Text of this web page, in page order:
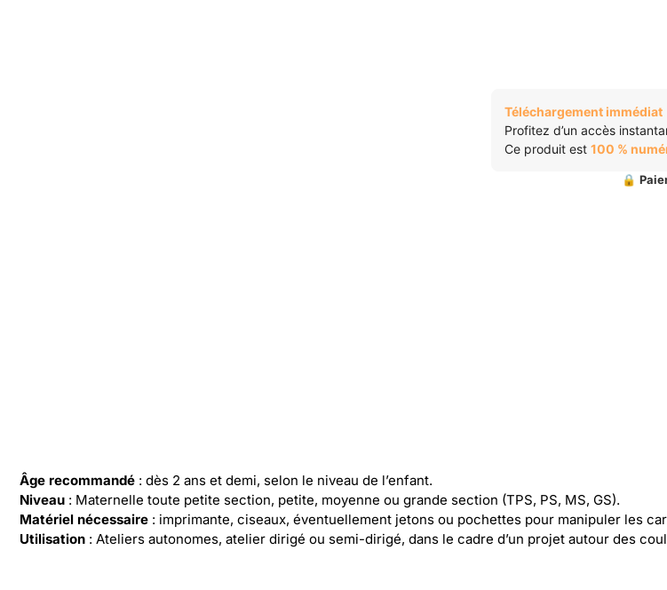
Téléchargement immédiat
Profitez d’un accès
Ce produit est100 %
🔒
Âge recommandé : dès 2 ans et demi, selon le niveau de l’enfant.
Niveau : Maternelle toute petite section, petite, moyenne ou grande section (TPS, PS, MS, GS).
Matériel nécessaire : imprimante, ciseaux, éventuellement jetons ou pochettes pour manipuler les
Utilisation : Ateliers autonomes, atelier dirigé ou semi-dirigé, dans le cadre d’un projet autour des